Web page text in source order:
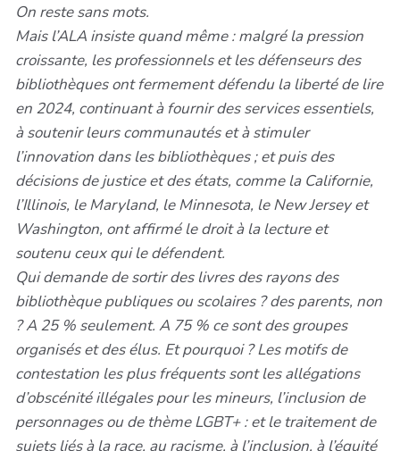
On reste sans mots.
Mais l’ALA insiste quand même : malgré la pression
croissante, les professionnels et les défenseurs des
bibliothèques ont fermement défendu la liberté de lire
en 2024, continuant à fournir des services essentiels,
à soutenir leurs communautés et à stimuler
l’innovation dans les bibliothèques ; et puis des
décisions de justice et des états, comme la Californie,
l’Illinois, le Maryland, le Minnesota, le New Jersey et
Washington, ont affirmé le droit à la lecture et
soutenu ceux qui le défendent.
Qui demande de sortir des livres des rayons des
bibliothèque publiques ou scolaires ? des parents, non
? A 25 % seulement. A 75 % ce sont des groupes
organisés et des élus. Et pourquoi ? Les motifs de
contestation les plus fréquents sont les allégations
d’obscénité illégales pour les mineurs, l’inclusion de
personnages ou de thème LGBT+ : et le traitement de
sujets liés à la race, au racisme, à l’inclusion, à l’équité